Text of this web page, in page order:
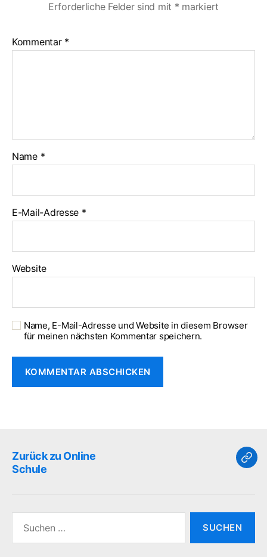
Erforderliche Felder sind mit * markiert
Kommentar *
Name *
E-Mail-Adresse *
Website
Name, E-Mail-Adresse und Website in diesem Browser
für meinen nächsten Kommentar speichern.
Zurück zu Online
Schule
nach: